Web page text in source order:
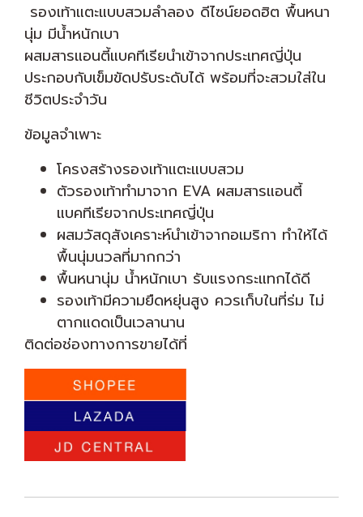
รองเท้าแตะแบบสวมลำลอง ดีไซน์ยอดฮิต พื้นหนา
นุ่ม มีน้ำหนักเบา
ผสมสารแอนตี้แบคทีเรียนำเข้าจากประเทศญี่ปุ่น
ประกอบกับเข็มขัดปรับระดับได้ พร้อมที่จะสวมใส่ใน
ชีวิตประจำวัน
ข้อมูลจำเพาะ
โครงสร้างรองเท้าแตะแบบสวม
ตัวรองเท้าทำมาจาก EVA ผสมสารแอนตี้
แบคทีเรียจากประเทศญี่ปุ่น
ผสมวัสดุสังเคราะห์นำเข้าจากอเมริกา ทำให้ได้
พื้นนุ่มนวลที่มากกว่า
พื้นหนานุ่ม น้ำหนักเบา รับแรงกระแทกได้ดี
รองเท้ามีความยืดหยุ่นสูง ควรเก็บในที่ร่ม ไม่
ตากแดดเป็นเวลานาน
ติดต่อช่องทางการขายได้ที่